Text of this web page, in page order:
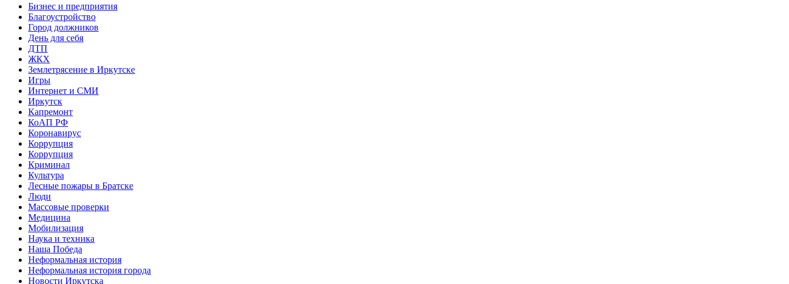
Бизнес и предприятия
Благоустройство
Город должников
День для себя
ДТП
ЖКХ
Землетрясение в Иркутске
Игры
Интернет и СМИ
Иркутск
Капремонт
КоАП РФ
Коронавирус
Коррупция
Коррупция
Криминал
Культура
Лесные пожары в Братске
Люди
Массовые проверки
Медицина
Мобилизация
Наука и техника
Наша Победа
Неформальная история
Неформальная история города
Новости Иркутска